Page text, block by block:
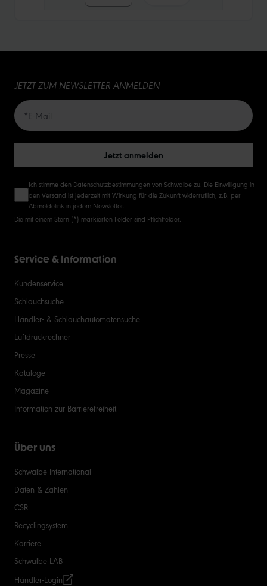
20
JETZT ZUM NEWSLETTER ANMELDEN
Jetzt anmelden
Ich stimme den Datenschutzbestimmungen von Schwalbe zu. Die Einwilligung in
den Versand ist jederzeit mit Wirkung für die Zukunft widerruflich, z.B. per
Abmeldelink in jedem Newsletter.
Die mit einem Stern (*) markierten Felder sind Pflichtfelder.
Service & Information
Kundenservice
Schlauchsuche
Händler- & Schlauchautomatensuche
Luftdruckrechner
Presse
Kataloge
Magazine
Information zur Barrierefreiheit
Über uns
Schwalbe International
Daten & Zahlen
CSR
Recyclingsystem
Karriere
Schwalbe LAB
Händler-Login